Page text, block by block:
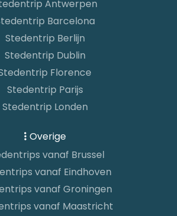
Antwerpen
Barcelona
Stedentrip Berlijn
Stedentrip Dublin
Florence
Stedentrip Parijs
Stedentrip Londen
Overige
vanaf Brussel
vanaf Eindhoven
vanaf Groningen
vanaf Maastricht